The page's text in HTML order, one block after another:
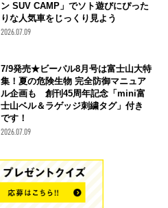
ン SUV CAMP」でソト遊びにぴった
りな人気車をじっくり見よう
2026.07.09
7/9発売★ビーパル8月号は富士山大特
集！夏の危険生物 完全防御マニュア
ル企画も 創刊45周年記念「mini富
士山ベル＆ラゲッジ刺繍タグ」付き
です！
2026.07.09